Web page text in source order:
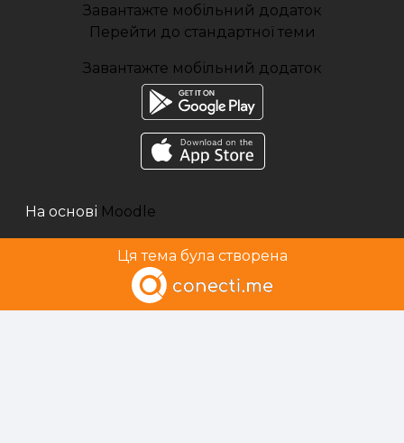
Завантажте мобільний додаток
Перейти до стандартної теми
Завантажте мобільний додаток
На основі Moodle
Ця тема була створена